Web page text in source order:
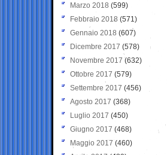
Marzo 2018 (599)
Febbraio 2018 (571)
Gennaio 2018 (607)
Dicembre 2017 (578)
Novembre 2017 (632)
Ottobre 2017 (579)
Settembre 2017 (456)
Agosto 2017 (368)
Luglio 2017 (450)
Giugno 2017 (468)
Maggio 2017 (460)